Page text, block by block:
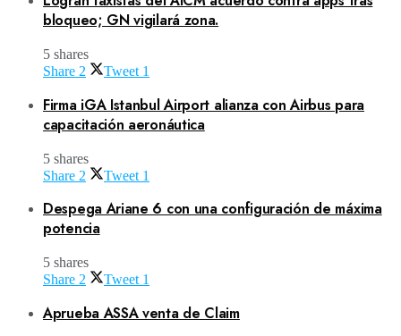
bloqueo; GN vigilará zona.
5 shares
Share 2 Tweet 1
Firma iGA Istanbul Airport alianza con Airbus para
capacitación aeronáutica
5 shares
Share 2 Tweet 1
Despega Ariane 6 con una configuración de máxima
potencia
5 shares
Share 2 Tweet 1
Aprueba ASSA venta de Claim